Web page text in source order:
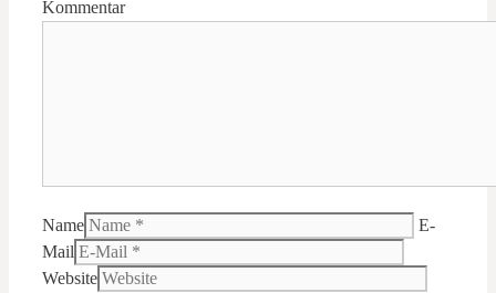
Kommentar
Name
E-
Mail
Website